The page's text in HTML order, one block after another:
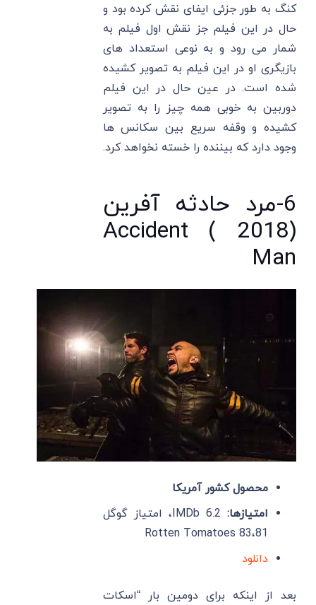
کنگ به طور جزئی ایفای نقش کرده بود و
حال در این فیلم جز نقش اول فیلم به
شمار می رود و به نوعی استعداد های
بازیگری او در این فیلم به تصویر کشیده
شده است. در عین حال در این فیلم
دوربین به خوبی همه چیز را به تصویر
کشیده و وقفه سریع بین سکانس ها
وجود دارد که بیننده را خسته نخواهد کرد.
6-مرد حادثه آفرین
(2018 ) Accident
Man
محصول کشور آمریکا
امتیازها:
IMDb 6.2، امتیاز گوگل
81،Rotten Tomatoes 83
دانلود
بعد از اینکه برای دومین بار “اسکات